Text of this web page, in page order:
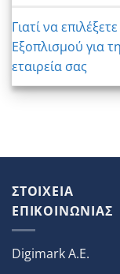
Γιατί να
Εξοπλισμού για
εταιρεία σας
ΣΤΟΙΧΕΙΑ
ΕΠΙΚΟΙΝΩΝΙΑΣ
Digimark A.E.